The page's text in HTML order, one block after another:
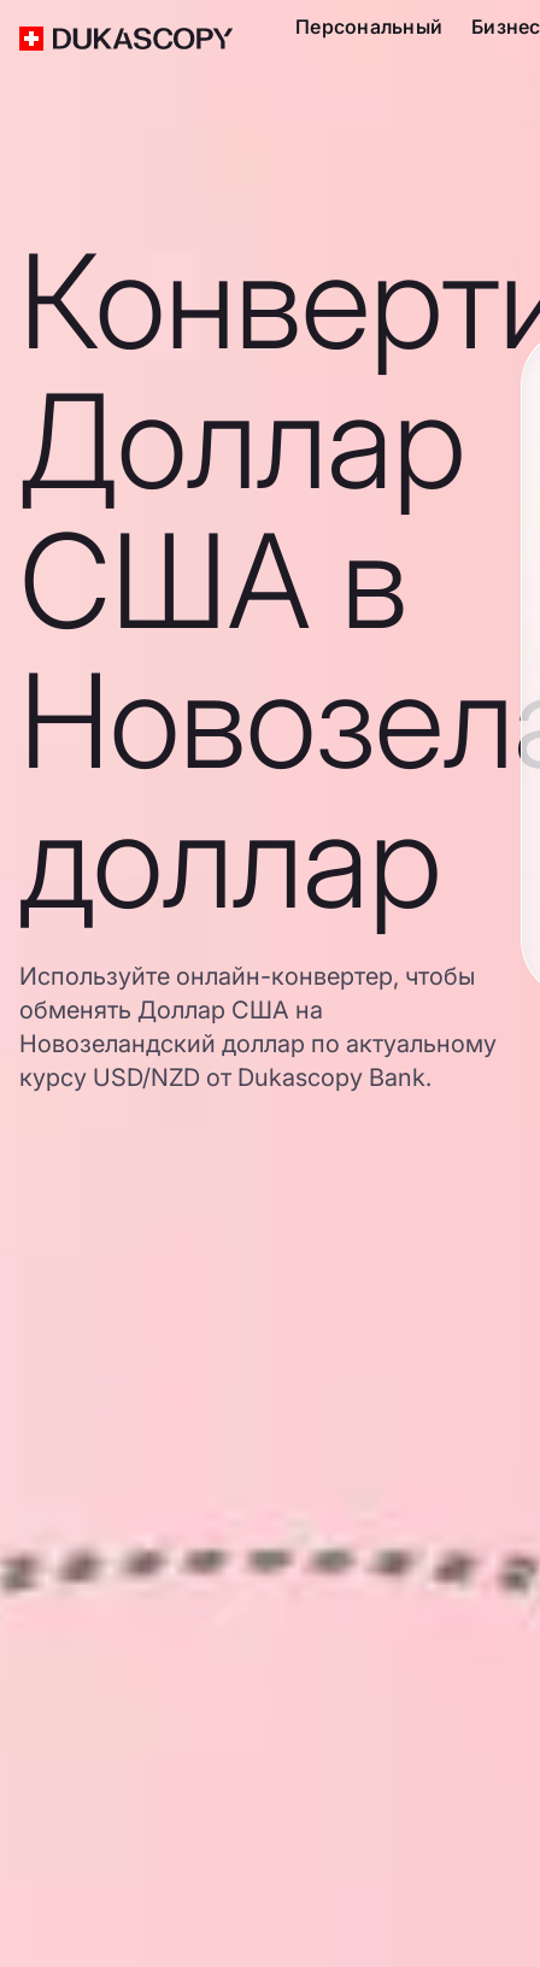
Персональный Бизнес
Доллар
США в
доллар
Используйте онлайн-конвертер, чтобы
обменять Доллар США на
Новозеландский доллар по актуальному
курсу USD/NZD от Dukascopy Bank.